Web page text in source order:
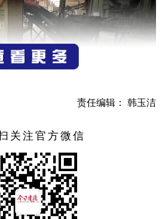
真贯彻落实省委省政府决策部署，
不断完善安全生产清单化管理机
链条、全闭环管控模式。
责任编辑： 韩玉洁
关注官方微信